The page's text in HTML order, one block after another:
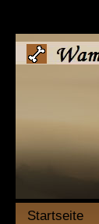
Startseite